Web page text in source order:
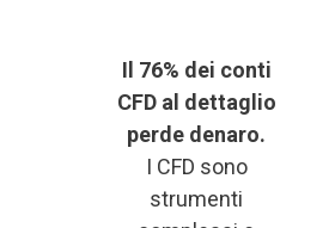
Il 76% dei conti
CFD al dettaglio
perde denaro.
I CFD sono
strumenti